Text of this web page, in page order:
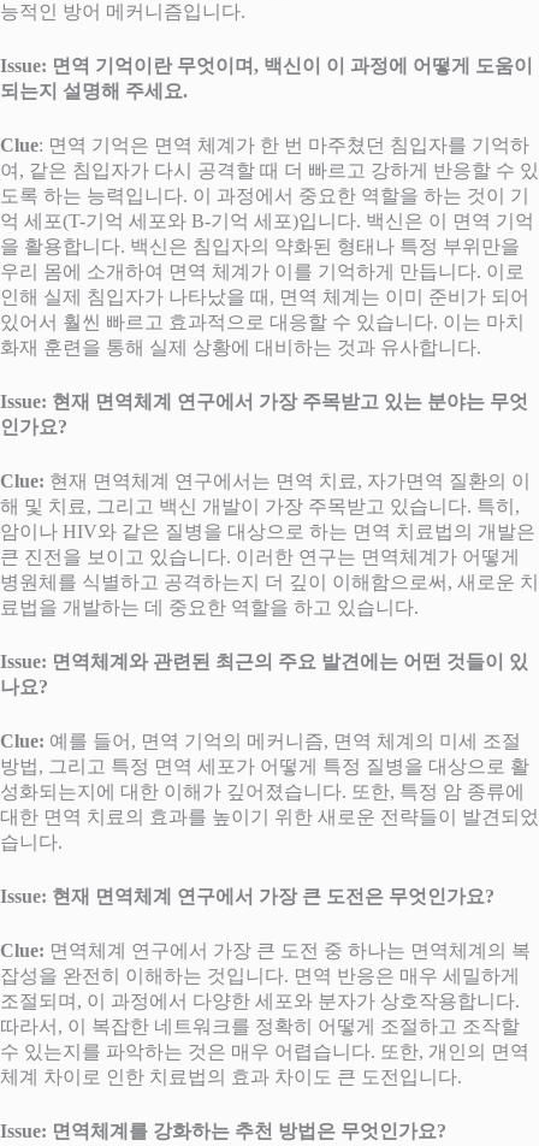
능적인 방어 메커니즘입니다.
Issue: 면역 기억이란 무엇이며, 백신이 이 과정에 어떻게 도움이
되는지 설명해 주세요.
Clue: 면역 기억은 면역 체계가 한 번 마주쳤던 침입자를 기억하
여, 같은 침입자가 다시 공격할 때 더 빠르고 강하게 반응할 수 있
도록 하는 능력입니다. 이 과정에서 중요한 역할을 하는 것이 기
억 세포(T-기억 세포와 B-기억 세포)입니다. 백신은 이 면역 기억
을 활용합니다. 백신은 침입자의 약화된 형태나 특정 부위만을
우리 몸에 소개하여 면역 체계가 이를 기억하게 만듭니다. 이로
인해 실제 침입자가 나타났을 때, 면역 체계는 이미 준비가 되어
있어서 훨씬 빠르고 효과적으로 대응할 수 있습니다. 이는 마치
화재 훈련을 통해 실제 상황에 대비하는 것과 유사합니다.
Issue: 현재 면역체계 연구에서 가장 주목받고 있는 분야는 무엇
인가요?
Clue: 현재 면역체계 연구에서는 면역 치료, 자가면역 질환의 이
해 및 치료, 그리고 백신 개발이 가장 주목받고 있습니다. 특히,
암이나 HIV와 같은 질병을 대상으로 하는 면역 치료법의 개발은
큰 진전을 보이고 있습니다. 이러한 연구는 면역체계가 어떻게
병원체를 식별하고 공격하는지 더 깊이 이해함으로써, 새로운 치
료법을 개발하는 데 중요한 역할을 하고 있습니다.
Issue: 면역체계와 관련된 최근의 주요 발견에는 어떤 것들이 있
나요?
Clue: 예를 들어, 면역 기억의 메커니즘, 면역 체계의 미세 조절
방법, 그리고 특정 면역 세포가 어떻게 특정 질병을 대상으로 활
성화되는지에 대한 이해가 깊어졌습니다. 또한, 특정 암 종류에
대한 면역 치료의 효과를 높이기 위한 새로운 전략들이 발견되었
습니다.
Issue: 현재 면역체계 연구에서 가장 큰 도전은 무엇인가요?
Clue: 면역체계 연구에서 가장 큰 도전 중 하나는 면역체계의 복
잡성을 완전히 이해하는 것입니다. 면역 반응은 매우 세밀하게
조절되며, 이 과정에서 다양한 세포와 분자가 상호작용합니다.
따라서, 이 복잡한 네트워크를 정확히 어떻게 조절하고 조작할
수 있는지를 파악하는 것은 매우 어렵습니다. 또한, 개인의 면역
체계 차이로 인한 치료법의 효과 차이도 큰 도전입니다.
Issue: 면역체계를 강화하는 추천 방법은 무엇인가요?